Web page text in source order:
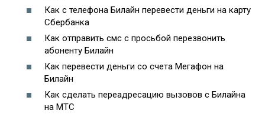
Как с телефона Билайн перевести деньги на карту
Сбербанка
Как отправить смс с просьбой перезвонить
абоненту Билайн
Как перевести деньги со счета Мегафон на
Билайн
Как сделать переадресацию вызовов с Билайна
на МТС